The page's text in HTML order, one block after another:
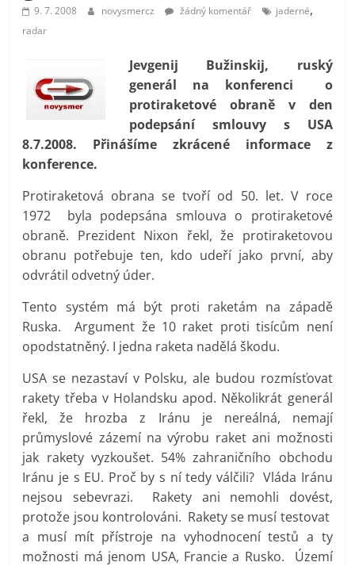
prospívá?
9. 7. 2008 novysmercz žádný komentář jaderné,
radar
Jevgenij Bužinskij, ruský
generál na konferenci o
protiraketové obraně v den
podepsání smlouvy s USA
8.7.2008. Přinášíme zkrácené informace z
konference.
Protiraketová obrana se tvoří od 50. let. V roce
1972 byla podepsána smlouva o protiraketové
obraně. Prezident Nixon řekl, že protiraketovou
obranu potřebuje ten, kdo udeří jako první, aby
odvrátil odvetný úder.
Tento systém má být proti raketám na západě
Ruska. Argument že 10 raket proti tisícům není
opodstatněný. I jedna raketa nadělá škodu.
USA se nezastaví v Polsku, ale budou rozmísťovat
rakety třeba v Holandsku apod. Několikrát generál
řekl, že hrozba z Iránu je nereálná, nemají
průmyslové zázemí na výrobu raket ani možnosti
jak rakety vyzkoušet. 54% zahraničního obchodu
Iránu je s EU. Proč by s ní tedy válčili? Vláda Iránu
nejsou sebevrazi. Rakety ani nemohli dovést,
protože jsou kontrolováni. Rakety se musí testovat
a musí mít přístroje na vyhodnocení testů a ty
možnosti má jenom USA, Francie a Rusko. Území